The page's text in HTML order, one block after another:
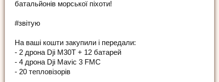
батальйонів морської піхоти!
#звітую
На ваші кошти закупили і передали:
- 2 дрона Dji M30T + 12 батарей
- 4 дрона Dji Mavic 3 FMC
- 20 тепловізорів